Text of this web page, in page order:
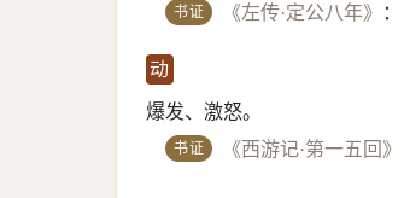
书证 《左传·定公八年》 ：
动
爆发、激怒。
书证 《西游记·第一五回》